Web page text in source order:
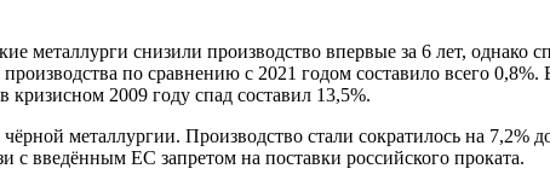
металлурги снизили производство впервые за 6 лет,
по сравнению с 2021 годом составило всего
2009 году спад составил 13,5%.
металлургии. Производство стали сократилось на
с введённым ЕС запретом на поставки российского проката.